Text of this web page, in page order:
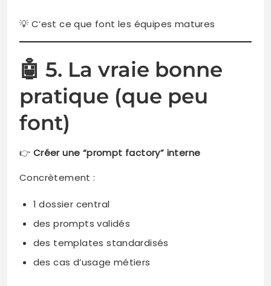
💡 C’est ce que font les équipes matures
🤖 5. La vraie bonne
pratique (que peu
font)
👉 Créer une “prompt factory” interne
Concrètement :
1 dossier central
des prompts validés
des templates standardisés
des cas d’usage métiers